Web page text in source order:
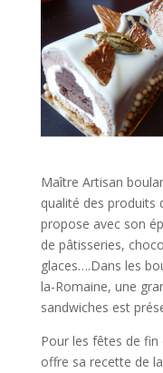
Maître Artisan
qualité des produits
propose avec son
de pâtisseries,
glaces….Dans les
la-Romaine, une
sandwiches est
Pour les fêtes de fin
offre sa recette de